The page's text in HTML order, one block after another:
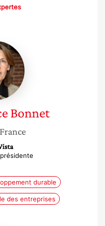
Bonnet
durable
des entreprises